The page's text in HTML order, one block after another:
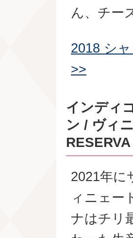
ん、チー
2018 シ
>>
インディ
ン / ヴィ
2021年に
ィニェー
ナはチリ